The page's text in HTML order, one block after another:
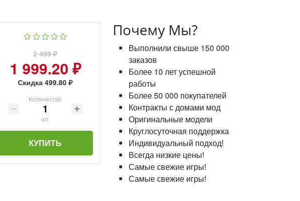
2 499 ₽
1 999.20 ₽
Скидка 499.80 ₽
Количество
шт
КУПИТЬ
Почему Мы?
Выполнили свыше 150 000
заказов
Более 10 лет успешной
работы
Более 50 000 покупателей
Контракты с домами мод
Оригинальные модели
Круглосуточная поддержка
Индивидуальный подход!
Всегда низкие цены!
Самые свежие игры!
Самые свежие игры!